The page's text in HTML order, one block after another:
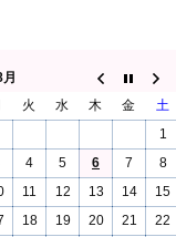
火 水 木 金
土
1
4 5 6 7
8
11 12 13 14
15
18 19 20 21 22